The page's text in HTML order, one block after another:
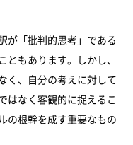
が「批判的思考」である
ともあります。しかし、
く、自分の考えに対して
はなく客観的に捉えるこ
の根幹を成す重要なもの